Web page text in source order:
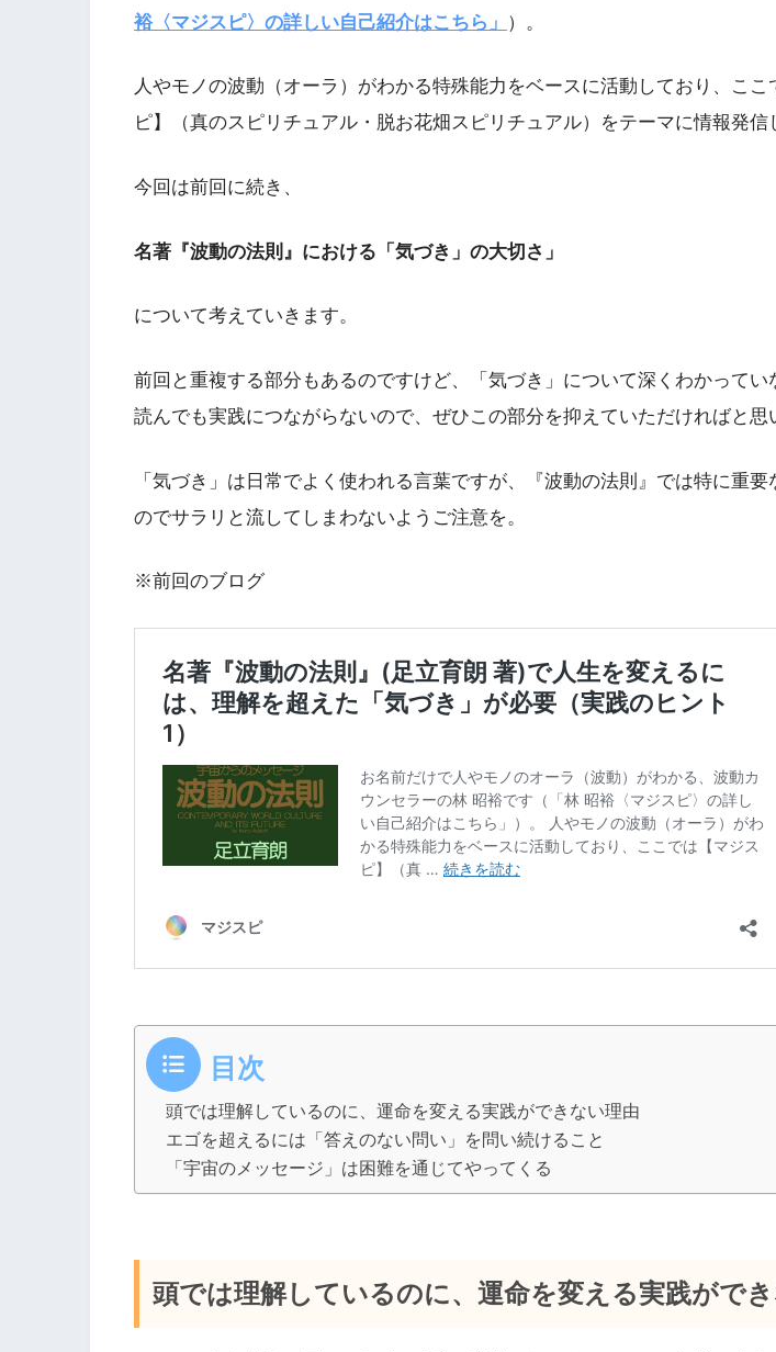
裕〈マジスピ〉の詳しい自己紹介はこちら」 ）。
人やモノの波動（オーラ）がわかる特殊能力をベースに活動しており、ここ
ピ】（真のスピリチュアル・脱お花畑スピリチュアル）をテーマに情報発信
今回は前回に続き、
名著『波動の法則』における「気づき」の大切さ」
について考えていきます。
前回と重複する部分もあるのですけど、「気づき」について深くわかってい
読んでも実践につながらないので、ぜひこの部分を抑えていただければと思
「気づき」は日常でよく使われる言葉ですが、『波動の法則』では特に重要
のでサラリと流してしまわないようご注意を。
※前回のブログ
目次
頭では理解しているのに、運命を変える実践ができない理由
エゴを超えるには「答えのない問い」を問い続けること
「宇宙のメッセージ」は困難を通じてやってくる
頭では理解しているのに、運命を変える実践がで